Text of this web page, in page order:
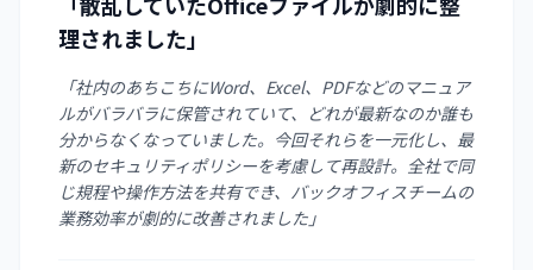
理されました」
「社内のあちこちにWord、Excel、PDFなどのマニュア
ルがバラバラに保管されていて、どれが最新なのか誰も
分からなくなっていました。今回それらを一元化し、最
新のセキュリティポリシーを考慮して再設計。全社で同
じ規程や操作方法を共有でき、バックオフィスチームの
業務効率が劇的に改善されました」